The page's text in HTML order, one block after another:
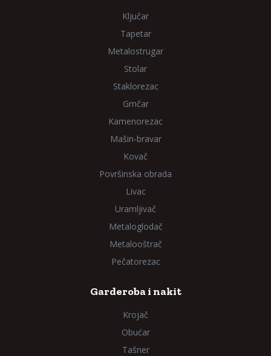
Ključar
Tapetar
Metalostrugar
Stolar
Staklorezac
Grnčar
Kamenorezac
Mašin-bravar
Kovač
Površinska obrada
Livac
Uramljivač
Metaloglodač
Metalooštrač
Pečatorezac
Garderoba i nakit
Krojač
Obućar
Tašner